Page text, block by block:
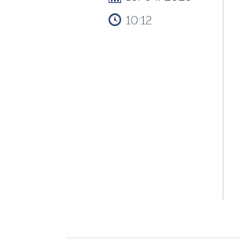
10:12